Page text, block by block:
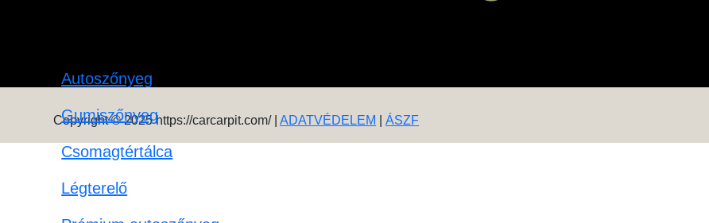
Autoszőnyeg
Gumiszőnyeg
Csomagtértálca
Légterelő
Copyright © 2025 https://carcarpit.com/ |ADATVÉDELEM |ÁSZF